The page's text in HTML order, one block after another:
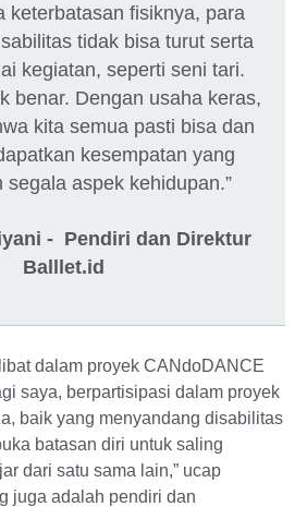
keterbatasan fisiknya, para
tidak bisa turut serta
kegiatan, seperti seni tari.
benar. Dengan usaha keras,
kita semua pasti bisa dan
kesempatan yang
segala aspek kehidupan.”
- Pendiri dan Direktur
Balllet.id
dalam proyek CANdoDANCE
saya, berpartisipasi dalam proyek
baik yang menyandang disabilitas
batasan diri untuk saling
dari satu sama lain,” ucap
juga adalah pendiri dan